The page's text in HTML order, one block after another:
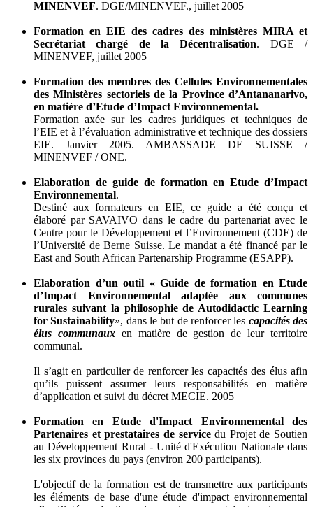
MINENVEF. DGE/MINENVEF., juillet 2005
Formation en EIE des cadres des ministères MIRA et
Secrétariat chargé de la Décentralisation. DGE /
MINENVEF, juillet 2005
Formation des membres des Cellules Environnementales
des Ministères sectoriels de la Province d’Antananarivo,
en matière d’Etude d’Impact Environnemental.
Formation axée sur les cadres juridiques et techniques de
l’EIE et à l’évaluation administrative et technique des dossiers
EIE. Janvier 2005. AMBASSADE DE SUISSE /
MINENVEF / ONE.
Elaboration de guide de formation en Etude d’Impact
Environnemental.
Destiné aux formateurs en EIE, ce guide a été conçu et
élaboré par SAVAIVO dans le cadre du partenariat avec le
Centre pour le Développement et l’Environnement (CDE) de
l’Université de Berne Suisse. Le mandat a été financé par le
East and South African Partenarship Programme (ESAPP).
Elaboration d’un outil « Guide de formation en Etude
d’Impact Environnemental adaptée aux communes
rurales suivant la philosophie de Autodidactic Learning
for Sustainability», dans le but de renforcer les capacités des
élus communauxen matière de gestion de leur territoire
communal.
Il s’agit en particulier de renforcer les capacités des élus afin
qu’ils puissent assumer leurs responsabilités en matière
d’application et suivi du décret MECIE. 2005
Formation en Etude d'Impact Environnemental des
Partenaires et prestataires de servicedu Projet de Soutien
au Développement Rural - Unité d'Exécution Nationale dans
les six provinces du pays (environ 200 participants).
L'objectif de la formation est de transmettre aux participants
les éléments de base d'une étude d'impact environnemental